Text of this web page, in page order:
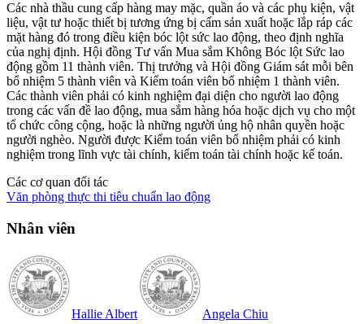
Các nhà thầu cung cấp hàng may mặc, quần áo và các phụ kiện, vật
liệu, vật tư hoặc thiết bị tương ứng bị cấm sản xuất hoặc lắp ráp các
mặt hàng đó trong điều kiện bóc lột sức lao động, theo định nghĩa
của nghị định. Hội đồng Tư vấn Mua sắm Không Bóc lột Sức lao
động gồm 11 thành viên. Thị trưởng và Hội đồng Giám sát mỗi bên
bổ nhiệm 5 thành viên và Kiểm toán viên bổ nhiệm 1 thành viên.
Các thành viên phải có kinh nghiệm đại diện cho người lao động
trong các vấn đề lao động, mua sắm hàng hóa hoặc dịch vụ cho một
tổ chức công cộng, hoặc là những người ủng hộ nhân quyền hoặc
người nghèo. Người được Kiểm toán viên bổ nhiệm phải có kinh
nghiệm trong lĩnh vực tài chính, kiểm toán tài chính hoặc kế toán.
Các cơ quan đối tác
Văn phòng thực thi tiêu chuẩn lao động
Nhân viên
Hallie Albert Angela Chiu